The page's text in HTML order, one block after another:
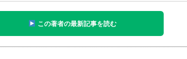
この著者の最新記事を読む